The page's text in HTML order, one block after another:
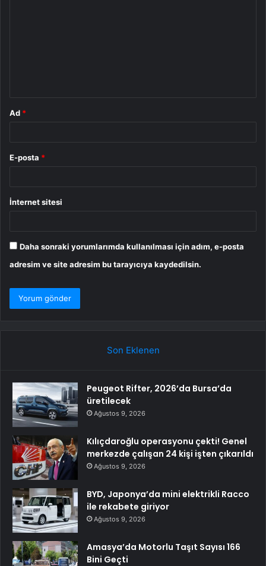
Ad *
E-posta *
İnternet sitesi
Daha sonraki yorumlarımda kullanılması için adım, e-posta
adresim ve site adresim bu tarayıcıya kaydedilsin.
Son Eklenen
Peugeot Rifter, 2026’da Bursa’da
üretilecek
Ağustos 9, 2026
Kılıçdaroğlu operasyonu çekti! Genel
merkezde çalışan 24 kişi işten çıkarıldı
Ağustos 9, 2026
BYD, Japonya’da mini elektrikli Racco
ile rekabete giriyor
Ağustos 9, 2026
Amasya’da Motorlu Taşıt Sayısı 166
Bini Geçti